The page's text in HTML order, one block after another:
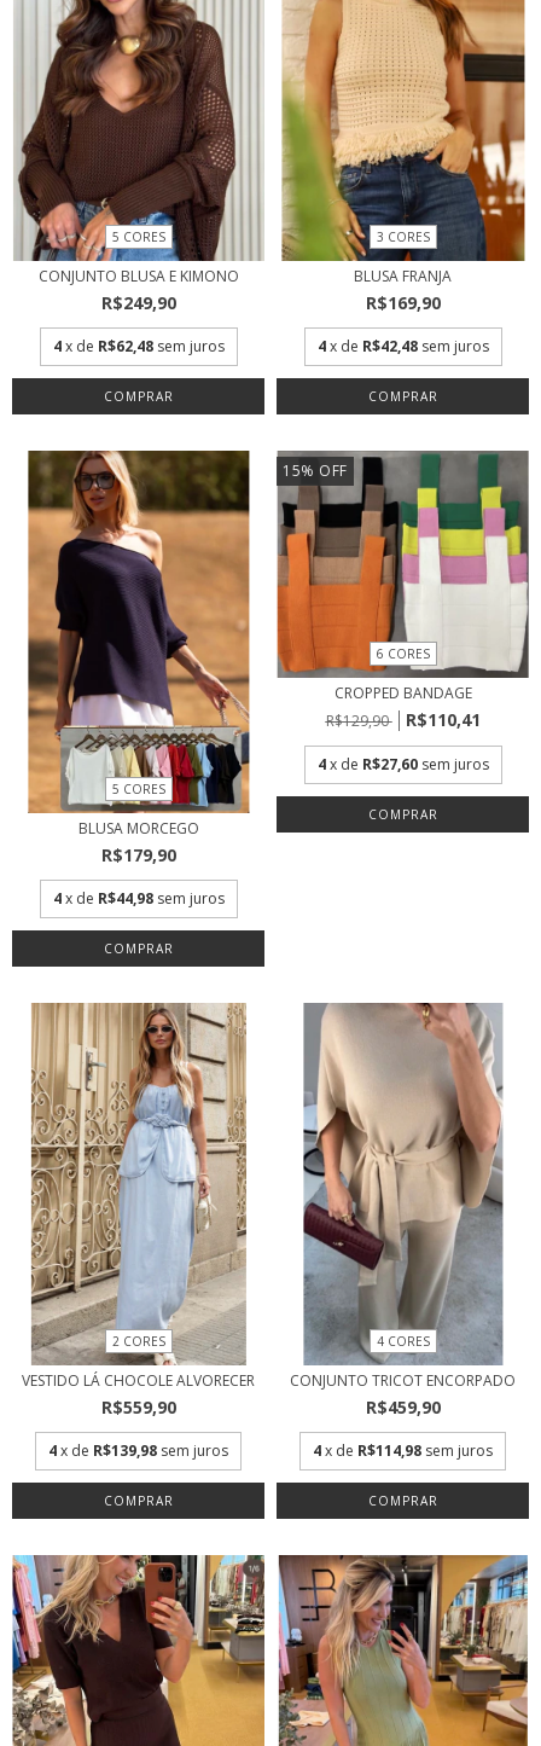
5 CORES
CONJUNTO BLUSA E KIMONO
R$249,90
4 x de R$62,48 sem juros
COMPRAR
3 CORES
BLUSA FRANJA
R$169,90
4 x de R$42,48 sem juros
COMPRAR
5 CORES
BLUSA MORCEGO
R$179,90
4 x de R$44,98 sem juros
COMPRAR
15% OFF
6 CORES
CROPPED BANDAGE
R$129,90
R$110,41
4 x de R$27,60 sem juros
COMPRAR
2 CORES
VESTIDO LÁ CHOCOLE ALVORECER
R$559,90
4x de R$139,98 sem juros
COMPRAR
4 CORES
CONJUNTO TRICOT ENCORPADO
R$459,90
4x de R$114,98 sem juros
COMPRAR